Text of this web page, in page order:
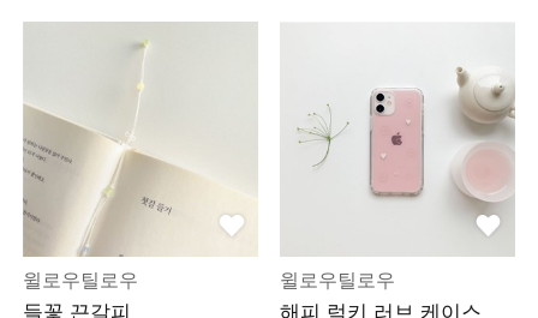
윌로우틸로우
들꽃 끈갈피
윌로우틸로우
해피 럭키 러브 케이스